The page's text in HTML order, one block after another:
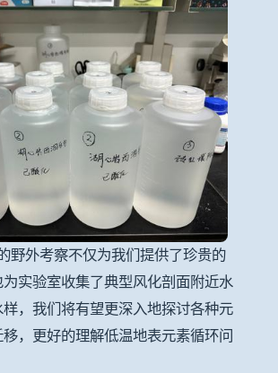
外考察不仅为我们提供了珍贵的
实验室收集了典型风化剖面附近水
，我们将有望更深入地探讨各种元
，更好的理解低温地表元素循环问